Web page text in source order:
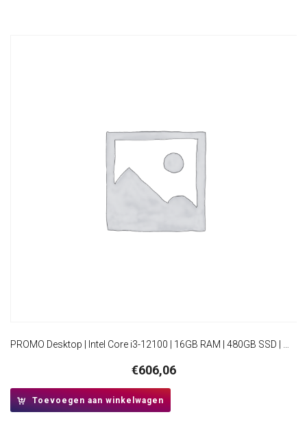
€606,06
Toevoegen aan winkelwagen